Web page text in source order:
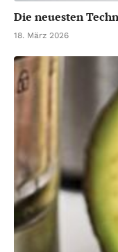
Die neuesten
18. März 2026